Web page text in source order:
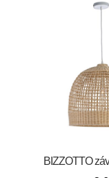
BIZZOTTO